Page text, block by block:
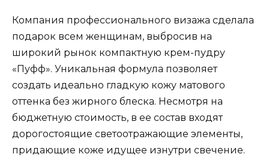
Компания профессионального визажа сделала
подарок всем женщинам, выбросив на
широкий рынок компактную крем-пудру
«Пуфф». Уникальная формула позволяет
создать идеально гладкую кожу матового
оттенка без жирного блеска. Несмотря на
бюджетную стоимость, в ее состав входят
дорогостоящие светоотражающие элементы,
придающие коже идущее изнутри свечение.